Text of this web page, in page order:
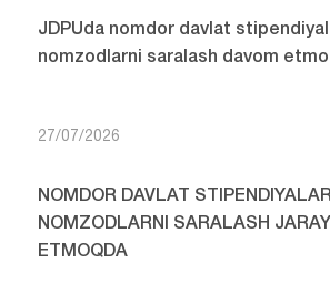
JDPUda nomdor davlat
nomzodlarni saralash davom
27/07/2026
NOMDOR DAVLAT
NOMZODLARNI SARALASH
ETMOQDA